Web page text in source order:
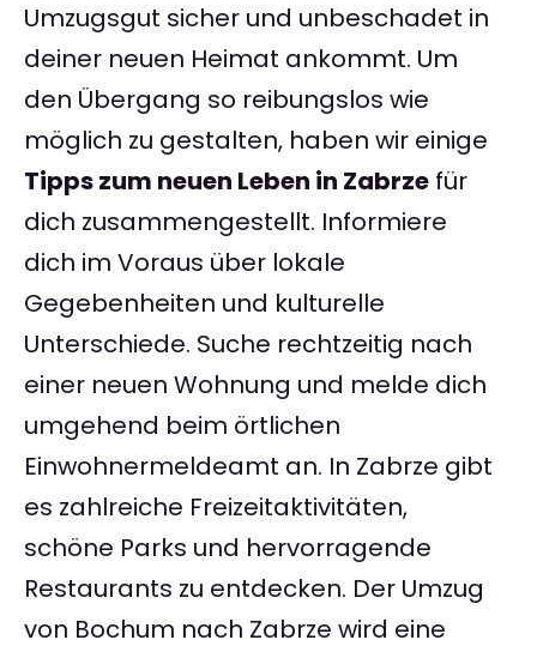
Umzugsgut sicher und unbeschadet in
deiner neuen Heimat ankommt. Um
den Übergang so reibungslos wie
möglich zu gestalten, haben wir einige
Tipps zum neuen Leben in Zabrze für
dich zusammengestellt. Informiere
dich im Voraus über lokale
Gegebenheiten und kulturelle
Unterschiede. Suche rechtzeitig nach
einer neuen Wohnung und melde dich
umgehend beim örtlichen
Einwohnermeldeamt an. In Zabrze gibt
es zahlreiche Freizeitaktivitäten,
schöne Parks und hervorragende
Restaurants zu entdecken. Der Umzug
von Bochum nach Zabrze wird eine